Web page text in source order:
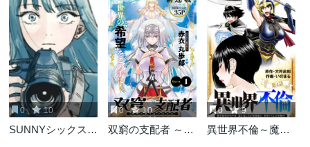
第290話
5ヶ月前
第289話
5ヶ月前
第288話
5ヶ月前
第287話
5ヶ月前
第286話
5ヶ月前
第285話
6ヶ月前
第284話
6ヶ月前
第283話
6ヶ月前
0 10
SUNNYシックステ
0 10
双窮の支配者 ～異
0 9
異世界不倫～魔王